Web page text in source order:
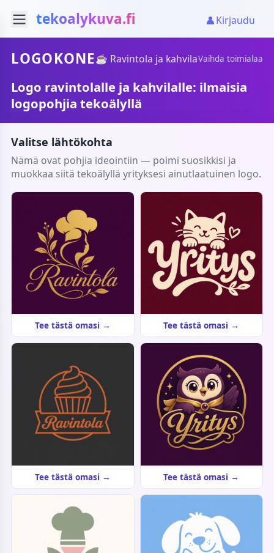
tekoalykuva.fi Kirjaudu
LOGOKONE☕ Ravintola ja kahvilaVaihda toimialaa
Logo ravintolalle ja kahvilalle: ilmaisia
logopohjia tekoälyllä
Valitse lähtökohta
Nämä ovat pohjia ideointiin — poimi suosikkisi ja
muokkaa siitä tekoälyllä yrityksesi ainutlaatuinen logo.
Tee tästä omasi → Tee tästä omasi →
Tee tästä omasi → Tee tästä omasi →